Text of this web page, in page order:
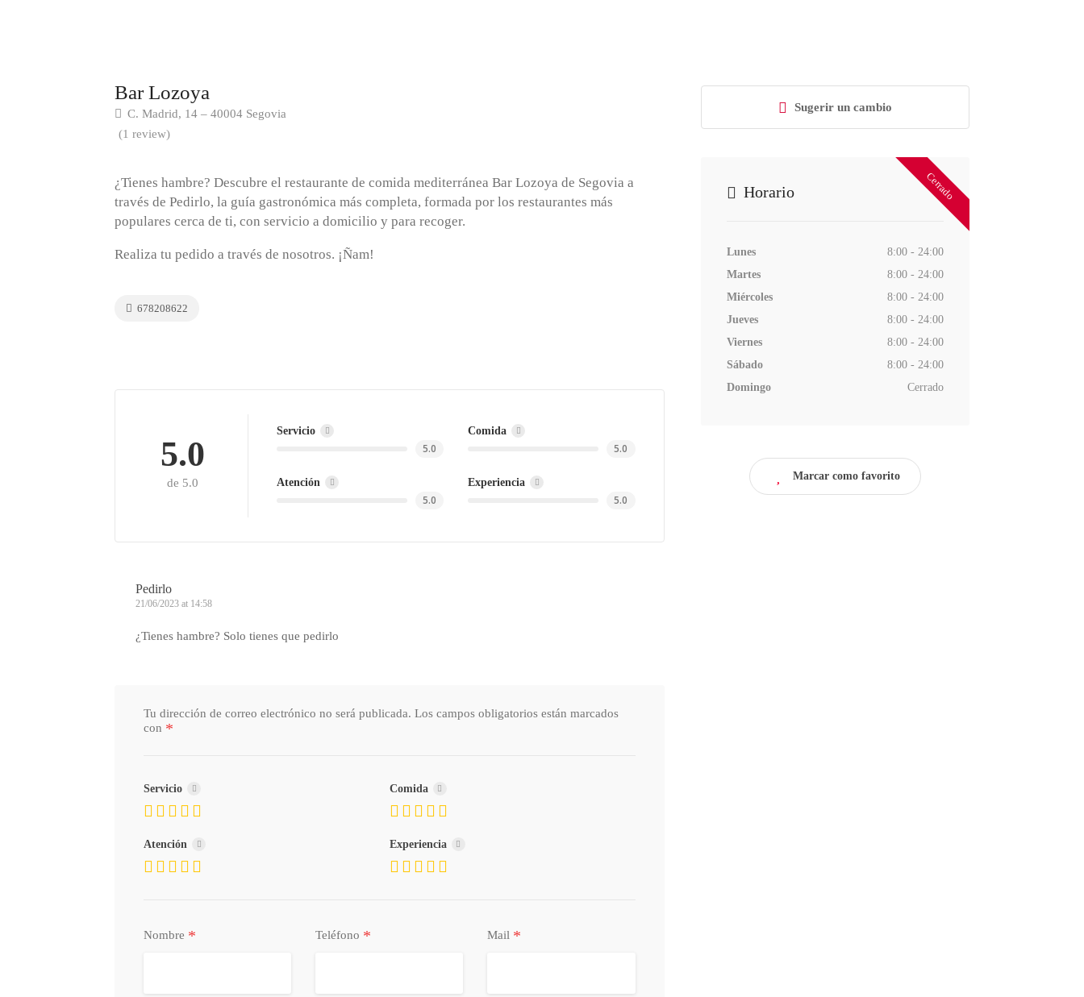
Bar Lozoya
C. Madrid, 14 – 40004 Segovia
(1 review)
¿Tienes hambre? Descubre el restaurante de comida mediterránea Bar Lozoya de Segovia a
través de Pedirlo, la guía gastronómica más completa, formada por los restaurantes más
populares cerca de ti, con servicio a domicilio y para recoger.
Realiza tu pedido a través de nosotros. ¡Ñam!
678208622
5.0
de 5.0
Servicio
5.0
Comida
5.0
Atención
5.0
Experiencia
5.0
Pedirlo
21/06/2023 at 14:58
¿Tienes hambre? Solo tienes que pedirlo
Tu dirección de correo electrónico no será publicada. Los campos obligatorios están marcados
con *
Servicio Comida
Atención Experiencia
Nombre * Teléfono * Mail *
Sugerir un cambio
Cerrado
Horario
Lunes
8:00 - 24:00
Martes
8:00 - 24:00
Miércoles
8:00 - 24:00
Jueves
8:00 - 24:00
Viernes
8:00 - 24:00
Sábado
8:00 - 24:00
Domingo
Cerrado
Marcar como favorito